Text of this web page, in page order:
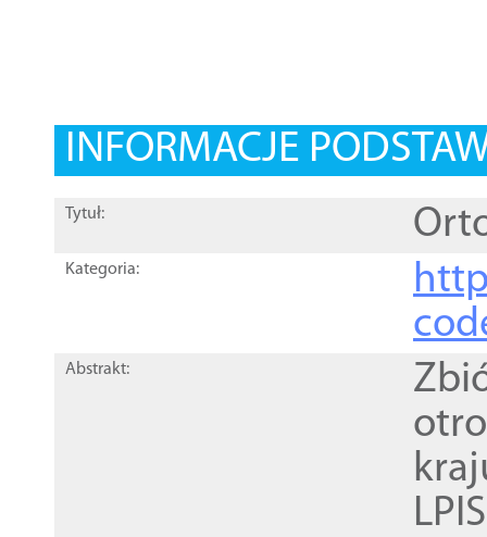
INFORMACJE
Tytuł:
Kategoria:
Abstrakt: